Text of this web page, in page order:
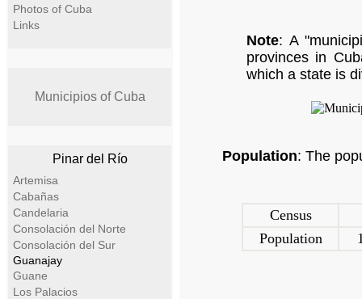
Photos of Cuba
Links
Municipios of Cuba
Pinar del Río
Artemisa
Cabañas
Candelaria
Consolación del Norte
Consolación del Sur
Guanajay
Guane
Los Palacios
Note: A
provinces in
which a state is
Population: The
Census
Population